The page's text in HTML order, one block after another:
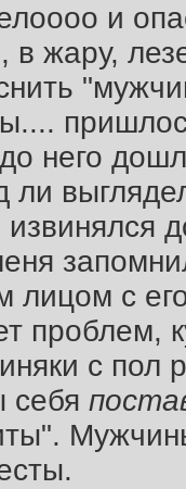
и
в жару,
него
ли
извинялся
лицом с
проблем,
с пол
себя